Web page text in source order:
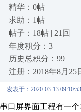
精华：0帖
求助：1帖
帖子：18帖 | 21回
年度积分：3
历史总积分：99
注册：2018年8月25
发表于：2020-03-13 09:10:53
串口屏界面工程有一